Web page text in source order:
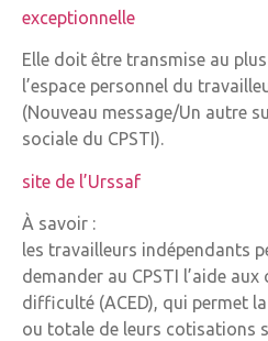
exceptionnelle
Elle doit être transmise au
l’espace personnel du
(Nouveau message/Un autre
sociale du CPSTI).
site de l’Urssaf
À savoir :
les travailleurs indépendants
demander au CPSTI l’aide
difficulté (ACED), qui permet
ou totale de leurs cotisations